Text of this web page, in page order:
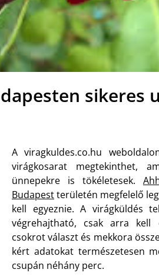
sikeres
A viragkuldes.co.hu
virágkosarat megtekinthet,
ünnepekre is tökéletesek.
Budapestterületén megfelelő
kell egyeznie. A virágküldés
végrehajtható, csak arra kell
csokrot választ és mekkora
kért adatokat természetesen
csupán néhány perc.